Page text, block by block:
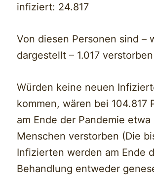
infiziert: 24.817
Von diesen Personen sind –
dargestellt – 1.017 verstorben
Würden keine neuen
kommen, wären bei 104.817
am Ende der Pandemie
Menschen verstorben (Die
Infizierten werden am Ende
Behandlung entweder